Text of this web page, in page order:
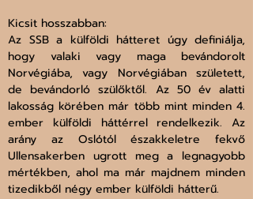
Kicsit hosszabban:
Az SSB a külföldi hátteret úgy definiálja,
hogy valaki vagy maga bevándorolt
Norvégiába, vagy Norvégiában született,
de bevándorló szülőktől. Az 50 év alatti
lakosság körében már több mint minden 4.
ember külföldi háttérrel rendelkezik. Az
arány az Oslótól északkeletre fekvő
Ullensakerben ugrott meg a legnagyobb
mértékben, ahol ma már majdnem minden
tizedikből négy ember külföldi hátterű.